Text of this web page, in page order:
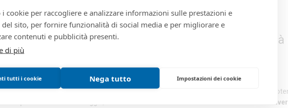
cookie per raccogliere e analizzare informazioni sulle prestazioni e
sito, per fornire funzionalità di social media e per migliorare e
contenuti e pubblicità presenti.
di più
tutti i cookie Nega tutto Impostazioni dei cookie
Manifesti per Affissione 200x140 cm – Alta Qualità
che conquista la strada: visibilità, impatto e resistenza
di manifesti per affissione 200x140 cmrappresenta da sempre una delle forme più